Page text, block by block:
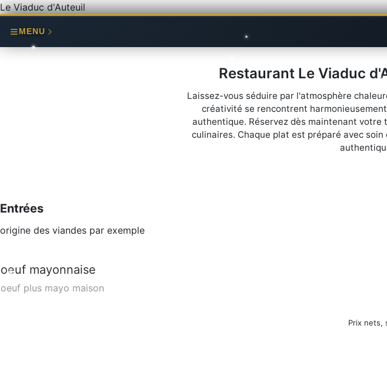
Le Viaduc d'Auteuil
MENU
Restaurant Le Viaduc
Laissez-vous séduire par l'atmosphère
créativité se rencontrent
authentique. Réservez dès maintenant
culinaires. Chaque plat est préparé avec
Entrées
origine des viandes par exemple
oeuf mayonnaise
oeuf plus mayo maison
Prix nets,